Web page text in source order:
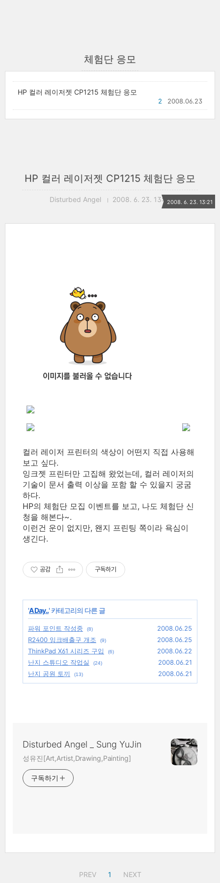
체험단 응모
HP 컬러 레이저젯 CP1215 체험단 응모
2008.06.23
2
HP 컬러 레이저젯 CP1215 체험단 응모
Disturbed Angel 2008. 6. 23. 13:212008. 6. 23. 13:21
컬러 레이저 프린터의 색상이 어떤지 직접 사용해
보고 싶다.
잉크젯 프린터만 고집해 왔었는데, 컬러 레이저의
기술이 문서 출력 이상을 포함 할 수 있을지 궁굼
하다.
HP의 체험단 모집 이벤트를 보고, 나도 체험단 신
청을 해본다~.
이런건 운이 없지만, 왠지 프린팅 쪽이라 욕심이
생긴다.
공감 구독하기
'A Day..' 카테고리의 다른 글
파워 포인트 작성중 (8)
2008.06.25
R2400 잉크배출구 개조
(9)
2008.06.25
ThinkPad X61 시리즈 구입
(6)
2008.06.22
난지 스튜디오 작업실
(24)
2008.06.21
난지 공원 토끼
(13) 2008.06.21
Disturbed Angel _ Sung YuJin
성유진[Art,Artist,Drawing,Painting]
구독하기
PREV 1 NEXT